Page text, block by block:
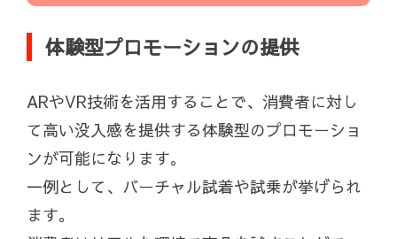
体験型プロモーションの提供
ARやVR技術を活用することで、消費者に対し
て高い没入感を提供する体験型のプロモーショ
ンが可能になります。
一例として、バーチャル試着や試乗が挙げられ
ます。